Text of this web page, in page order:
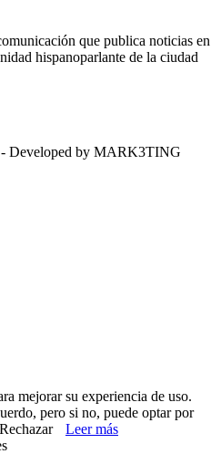
que publica noticias en
hispanoparlante de la ciudad
by MARK3TING
mejorar su experiencia de uso.
pero si no, puede optar por
Rechazar
Leer más